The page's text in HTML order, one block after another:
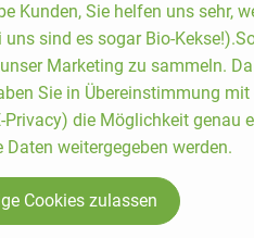
Kunden, Sie helfen uns sehr,
uns sind es sogar Bio-
Marketing zu sammeln.
Sie in Übereinstimmung mit
die Möglichkeit genau
Daten weitergegeben werden.
Cookies zulassen